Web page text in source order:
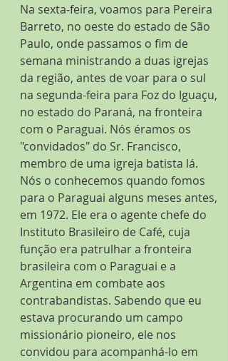
Na sexta-feira, voamos para Pereira
Barreto, no oeste do estado de São
Paulo, onde passamos o fim de
semana ministrando a duas igrejas
da região, antes de voar para o sul
na segunda-feira para Foz do Iguaçu,
no estado do Paraná, na fronteira
com o Paraguai. Nós éramos os
"convidados" do Sr. Francisco,
membro de uma igreja batista lá.
Nós o conhecemos quando fomos
para o Paraguai alguns meses antes,
em 1972. Ele era o agente chefe do
Instituto Brasileiro de Café, cuja
função era patrulhar a fronteira
brasileira com o Paraguai e a
Argentina em combate aos
contrabandistas. Sabendo que eu
estava procurando um campo
missionário pioneiro, ele nos
convidou para acompanhá-lo em